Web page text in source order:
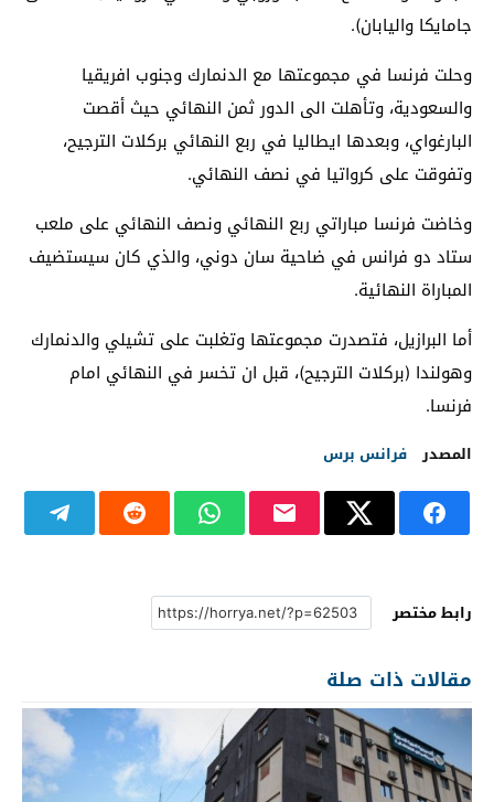
جامايكا واليابان).
وحلت فرنسا في مجموعتها مع الدنمارك وجنوب افريقيا
والسعودية، وتأهلت الى الدور ثمن النهائي حيث أقصت
البارغواي، وبعدها ايطاليا في ربع النهائي بركلات الترجيح،
وتفوقت على كرواتيا في نصف النهائي.
وخاضت فرنسا مباراتي ربع النهائي ونصف النهائي على ملعب
ستاد دو فرانس في ضاحية سان دوني، والذي كان سيستضيف
المباراة النهائية.
أما البرازيل، فتصدرت مجموعتها وتغلبت على تشيلي والدنمارك
وهولندا (بركلات الترجيح)، قبل ان تخسر في النهائي امام
فرنسا.
المصدر فرانس برس
رابط مختصر
مقالات ذات صلة